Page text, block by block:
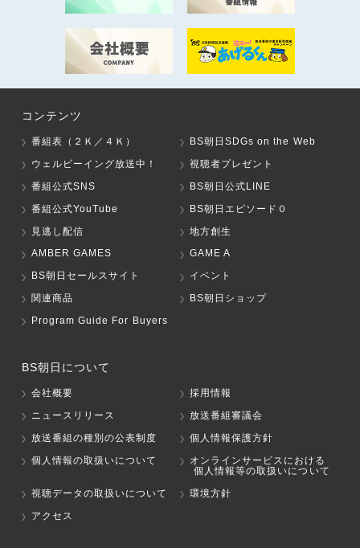
コンテンツ
番組表（２Ｋ／４Ｋ）
BS朝日SDGs on the Web
ウェルビーイング放送中！
視聴者プレゼント
番組公式SNS
BS朝日公式LINE
番組公式YouTube
BS朝日エピソード０
見逃し配信
地方創生
AMBER GAMES
GAME A
BS朝日セールスサイト
イベント
関連商品
BS朝日ショップ
Program Guide For Buyers
BS朝日について
会社概要
採用情報
ニュースリリース
放送番組審議会
放送番組の種別の公表制度
個人情報保護方針
個人情報の取扱いについて
オンラインサービスにおける
個人情報等の取扱いについて
視聴データの取扱いについて
環境方針
アクセス